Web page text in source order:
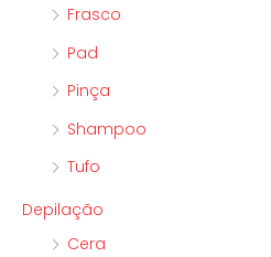
Frasco
Pad
Pinça
Shampoo
Tufo
Depilação
Cera